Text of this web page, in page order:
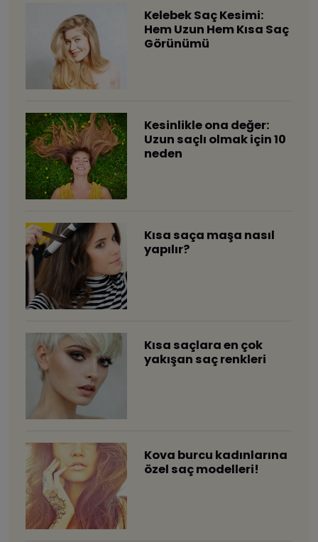
Kelebek Saç Kesimi:
Hem Uzun Hem Kısa Saç
Görünümü
Kesinlikle ona değer:
Uzun saçlı olmak için 10
neden
Kısa saça maşa nasıl
yapılır?
Kısa saçlara en çok
yakışan saç renkleri
Kova burcu kadınlarına
özel saç modelleri!